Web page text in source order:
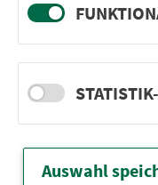
Auswahl